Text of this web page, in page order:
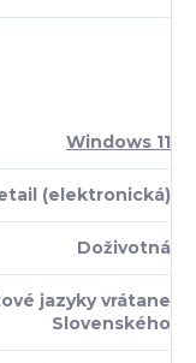
Windows 11
(elektronická)
Doživotná
jazyky vrátane
Slovenského